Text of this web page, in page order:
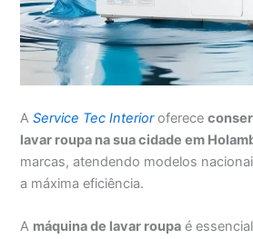
AService Tec Interioroferece
lavar roupa na sua cidade em
marcas, atendendo modelos
a máxima eficiência.
A máquina de lavar roupa é